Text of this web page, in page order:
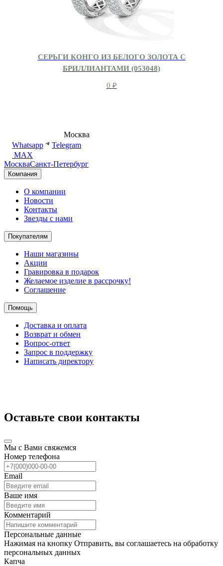
СЕРЬГИ КОНГО ИЗ БЕЛОГО ЗОЛОТА С
БРИЛЛИАНТАМИ (053048)
0 ₽
Москва
Whatsapp
Telegram
MAX
МоскваСанкт-Петербург
Компания
О компании
Новости
Контакты
Звезды с нами
Покупателям
Наши магазины
Акции
Гравировка в подарок
Желаемое изделие в рассрочку!
Соглашение
Помощь
Доставка и оплата
Возврат и обмен
Вопрос-ответ
Запрос в поддержку
Написать директору
Оставьте свои контакты
Мы с Вами свяжемся
Номер телефона
Email
Ваше имя
Комментарий
Персональные данные
Нажимая на кнопку Отправить, вы соглашаетесь на обработку
персональных данных
Капча